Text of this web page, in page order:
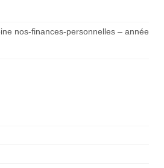
nos-finances-personnelles – année